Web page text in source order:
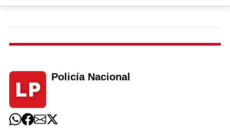
Policía Nacional